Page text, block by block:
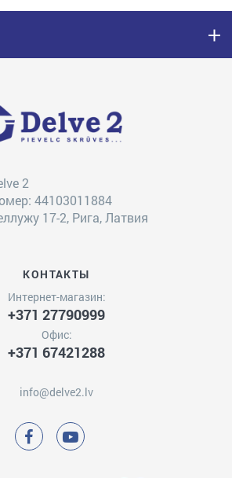
2
44103011884
17-2, Рига, Латвия
КОНТАКТЫ
Интернет-магазин:
+371 27790999
Офис:
+371 67421288
info@delve2.lv